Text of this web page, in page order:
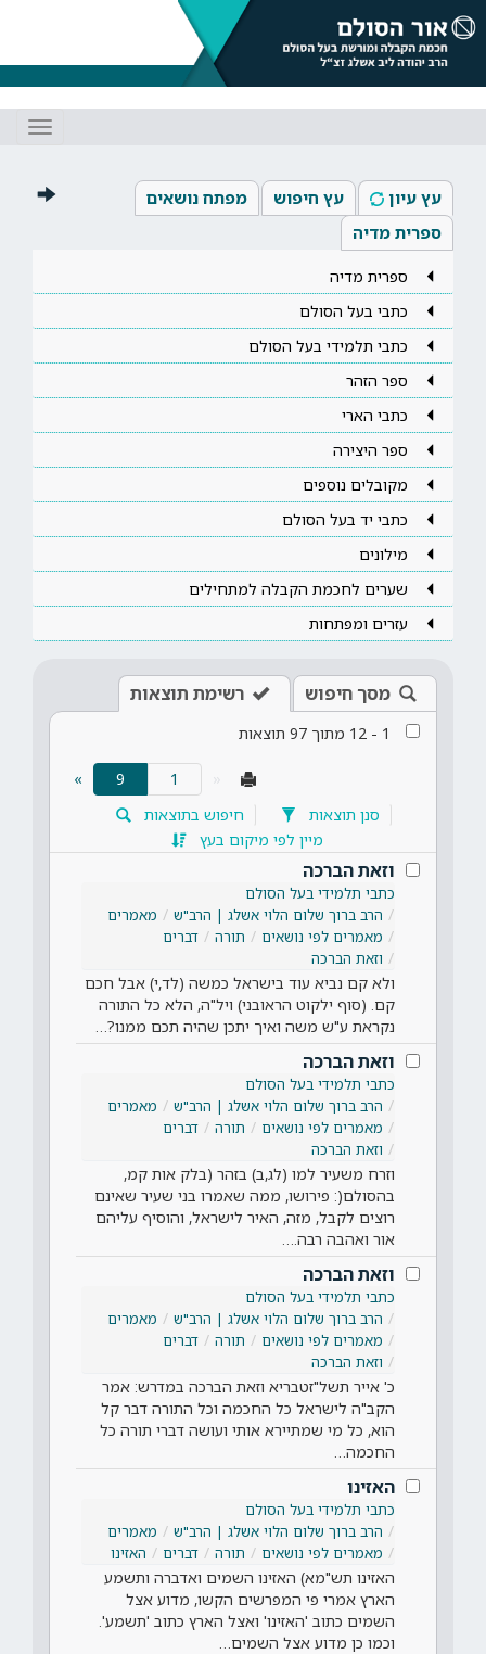
עץ עיון עץ חיפוש
מפתח נושאים
ספרית מדיה
ספרית מדיה
כתבי בעל הסולם
כתבי תלמידי בעל הסולם
ספר הזהר
כתבי הארי
ספר היצירה
מקובלים נוספים
כתבי יד בעל הסולם
מילונים
שערים לחכמת הקבלה למתחילים
עזרים ומפתחות
מסך חיפוש רשימת תוצאות
1
-
12 מתוך 97 תוצאות
9
(current)
»
סנן תוצאות
חיפוש בתוצאות
מיין לפי מיקום בעץ
וזאת הברכה
כתבי תלמידי בעל הסולם
הרב ברוך שלום הלוי אשלג | הרב"ש
מאמרים
מאמרים לפי נושאים
תורה
דברים
וזאת הברכה
ולא קם נביא עוד בישראל כמשה (לד,י) אבל חכם
קם. (סוף ילקוט הראובני) ויל"ה, הלא כל התורה
נקראת ע"ש משה ואיך יתכן שהיה תכם ממנו?…
וזאת הברכה
כתבי תלמידי בעל הסולם
הרב ברוך שלום הלוי אשלג | הרב"ש
מאמרים
מאמרים לפי נושאים
תורה
דברים
וזאת הברכה
וזרח משעיר למו (לג,ב) בזהר (בלק אות קמ,
בהסולם(: פירושו, ממה שאמרו בני שעיר שאינם
רוצים לקבל, מזה, האיר לישראל, והוסיף עליהם
אור ואהבה רבה.…
וזאת הברכה
כתבי תלמידי בעל הסולם
הרב ברוך שלום הלוי אשלג | הרב"ש
מאמרים
מאמרים לפי נושאים
תורה
דברים
וזאת הברכה
כ' אייר תשל"זטבריא וזאת הברכה במדרש: אמר
הקב"ה לישראל כל החכמה וכל התורה דבר קל
הוא, כל מי שמתיירא אותי ועושה דברי תורה כל
החכמה…
האזינו
כתבי תלמידי בעל הסולם
הרב ברוך שלום הלוי אשלג | הרב"ש
מאמרים
מאמרים לפי נושאים
תורה דברים האזינו
האזינו תש"מא) האזינו השמים ואדברה ותשמע
הארץ אמרי פי המפרשים הקשו, מדוע אצל
השמים כתוב 'האזינו' ואצל הארץ כתוב 'תשמע'.
וכמו כן מדוע אצל השמים…